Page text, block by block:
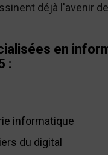
déjà l'avenir
en
:
informatique
du digital